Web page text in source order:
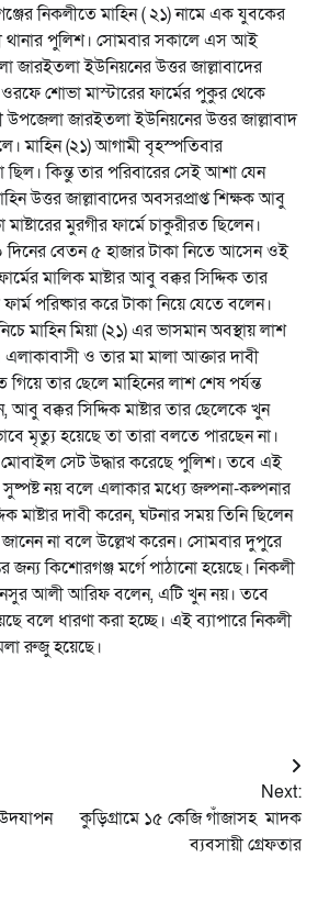
নিকলীতে মাহিন ( ২১) নামে এক যুবকের
থানার পুলিশ। সোমবার সকালে এস আই
জারইতলা ইউনিয়নের উত্তর জাল্লাবাদের
শোভা মাস্টারের ফার্মের পুকুর থেকে
উপজেলা জারইতলা ইউনিয়নের উত্তর জাল্লাবাদ
মাহিন (২১) আগামী বৃহস্পতিবার
ছিল। কিন্তু তার পরিবারের সেই আশা যেন
উত্তর জাল্লাবাদের অবসরপ্রাপ্ত শিক্ষক আবু
মুরগীর ফার্মে চাকুরীরত ছিলেন।
বেতন ৫ হাজার টাকা নিতে আসেন ওই
মালিক মাষ্টার আবু বক্কর সিদ্দিক তার
পরিষ্কার করে টাকা নিয়ে যেতে বলেন।
মাহিন মিয়া (২১) এর ভাসমান অবস্থায় লাশ
ও তার মা মালা আক্তার দাবী
তার ছেলে মাহিনের লাশ শেষ পর্যন্ত
বক্কর সিদ্দিক মাষ্টার তার ছেলেকে খুন
মৃত্যু হয়েছে তা তারা বলতে পারছেন না।
সেট উদ্ধার করেছে পুলিশ। তবে এই
নয় বলে এলাকার মধ্যে জল্পনা-কল্পনার
মাষ্টার দাবী করেন, ঘটনার সময় তিনি ছিলেন
না বলে উল্লেখ করেন। সোমবার দুপুরে
জন্য কিশোরগঞ্জ মর্গে পাঠানো হয়েছে। নিকলী
আলী আরিফ বলেন, এটি খুন নয়। তবে
বলে ধারণা করা হচ্ছে। এই ব্যাপারে নিকলী
রুজু হয়েছে।
Next:
কুড়িগ্রামে ১৫ কেজি গাঁজাসহ মাদক
ব্যবসায়ী গ্রেফতার